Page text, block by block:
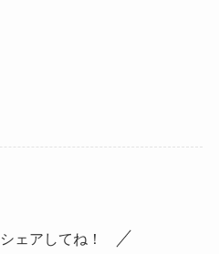
ェアしてね！